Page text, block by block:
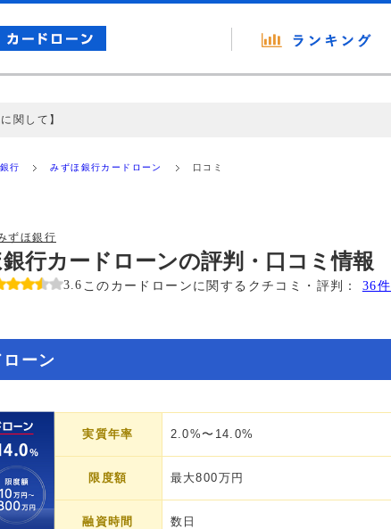
関して】
を担保した情報提供を行っています。
行 みずほ銀行カードローン 口コミ
ずほ銀行
行カードローンの評判・口コミ情報
3.6 このカードローンに関するクチコミ・評判： 36件
ーン
実質年率 2.0%〜14.0%
限度額 最大800万円
融資時間 数日